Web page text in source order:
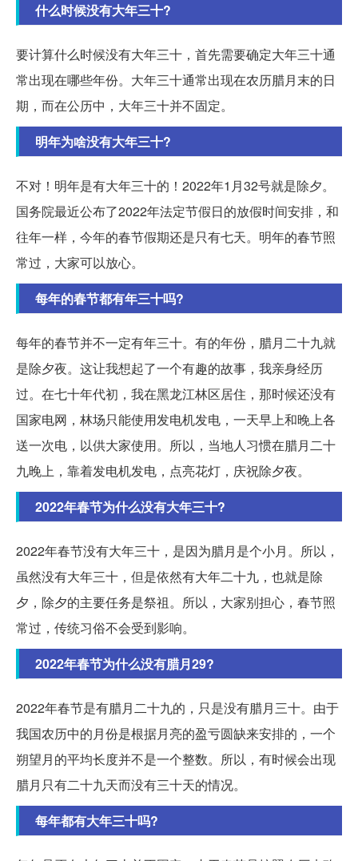
什么时候没有大年三十?
要计算什么时候没有大年三十，首先需要确定大年三十通
常出现在哪些年份。大年三十通常出现在农历腊月末的日
期，而在公历中，大年三十并不固定。
明年为啥没有大年三十?
不对！明年是有大年三十的！2022年1月32号就是除夕。
国务院最近公布了2022年法定节假日的放假时间安排，和
往年一样，今年的春节假期还是只有七天。明年的春节照
常过，大家可以放心。
每年的春节都有年三十吗?
每年的春节并不一定有年三十。有的年份，腊月二十九就
是除夕夜。这让我想起了一个有趣的故事，我亲身经历
过。在七十年代初，我在黑龙江林区居住，那时候还没有
国家电网，林场只能使用发电机发电，一天早上和晚上各
送一次电，以供大家使用。所以，当地人习惯在腊月二十
九晚上，靠着发电机发电，点亮花灯，庆祝除夕夜。
2022年春节为什么没有大年三十?
2022年春节没有大年三十，是因为腊月是个小月。所以，
虽然没有大年三十，但是依然有大年二十九，也就是除
夕，除夕的主要任务是祭祖。所以，大家别担心，春节照
常过，传统习俗不会受到影响。
2022年春节为什么没有腊月29?
2022年春节是有腊月二十九的，只是没有腊月三十。由于
我国农历中的月份是根据月亮的盈亏圆缺来安排的，一个
朔望月的平均长度并不是一个整数。所以，有时候会出现
腊月只有二十九天而没有三十天的情况。
每年都有大年三十吗?